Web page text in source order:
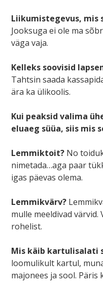
Liikumistegevus, mis
Jooksuga ei ole ma
väga vaja.
Kelleks soovisid
Tahtsin saada
ära ka ülikoolis.
Kui peaksid valima
eluaeg süüa, siis mis
Lemmiktoit? No
nimetada…aga paar
igas päevas olema.
Lemmikvärv?
mulle meeldivad
rohelist.
Mis käib kartulisalati
loomulikult kartul,
majonees ja sool. Päris